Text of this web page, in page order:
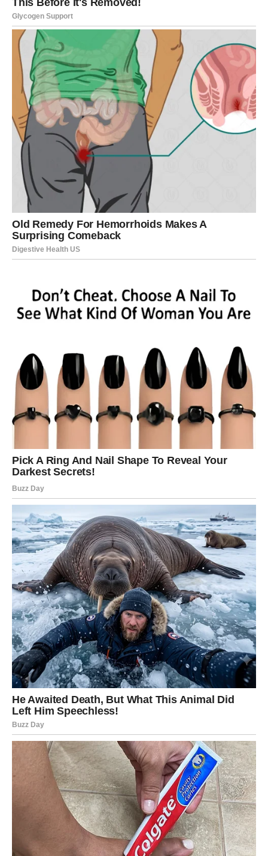
STRELAC
Pred vama su dani razmišljanja o pravcu kojim idete.
Prvog dana javlja se potreba za promenom i slobodom.
Drugog dana dolazi nova ideja, poziv ili prilika koja vas
raduje. Treći dan vraća optimizam i veru u bolje sutra.
Ljubav dolazi kroz iskrenost i otvoreno srce.
JARAC
Stabilnost i priznanje prate vas u naredna tri dana. Prvog
dana fokus je na obavezama i odgovornosti. Drugog dana
dolazi potvrda vašeg truda – neko vas vidi i poštuje. Treći
dan donosi emotivno ispunjenje i mir. Ljubav se gradi na
poverenju i sigurnosti, a mnogi Jarčevi osećaju karmičku
nagradu.
VODOLIJA
Iznenađenja i unutrašnja buđenja obeležavaju ovaj
razmišljanjem. Drugog dana dolazi inspiracija ili
neočekivana vest. Treći dan donosi slobodu i osećaj
rasterećenja. Ljubav može biti neobična, ali iskrena i
osvežavajuća.
Intuicija vam je izuzetno jaka. Prvog dana ste emotivni i
da niste sami. Treći dan donosi nadu, radost i tiho
zadovoljstvo. Ljubav vas leči i podseća koliko ste voljeni.